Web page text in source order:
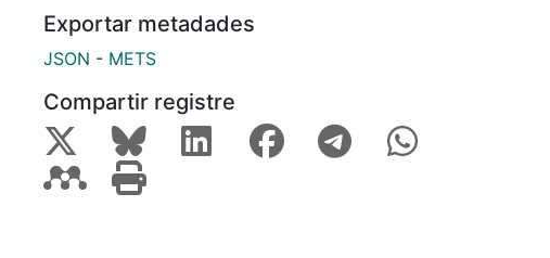
Exportar metadades
JSON - METS
Compartir registre